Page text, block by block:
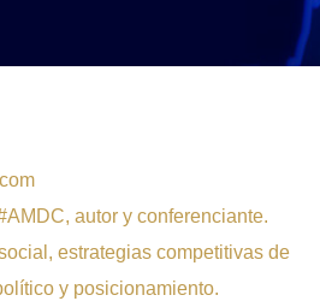
autor y conferenciante.
estrategias competitivas de
y posicionamiento.